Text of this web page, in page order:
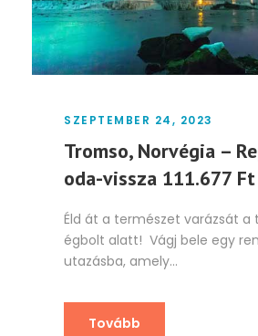
SZEPTEMBER 24, 2023
Tromso, Norvégia –
oda-vissza 111.677 Ft
Éld át a természet varázsát a
égbolt alatt! Vágj bele egy
utazásba, amely...
Tovább